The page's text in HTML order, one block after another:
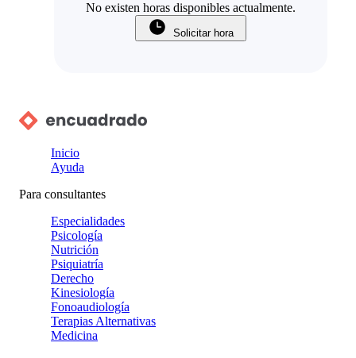
No existen horas disponibles actualmente.
Solicitar hora
Inicio
Ayuda
Para consultantes
Especialidades
Psicología
Nutrición
Psiquiatría
Derecho
Kinesiología
Fonoaudiología
Terapias Alternativas
Medicina